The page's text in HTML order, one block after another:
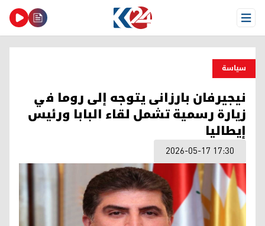
Open Menu
سیاسة
نیجیرفان بارزانی يتوجه إلى روما في
زيارة رسمية تشمل لقاء البابا ورئيس
إيطاليا
2026-05-17 17:30